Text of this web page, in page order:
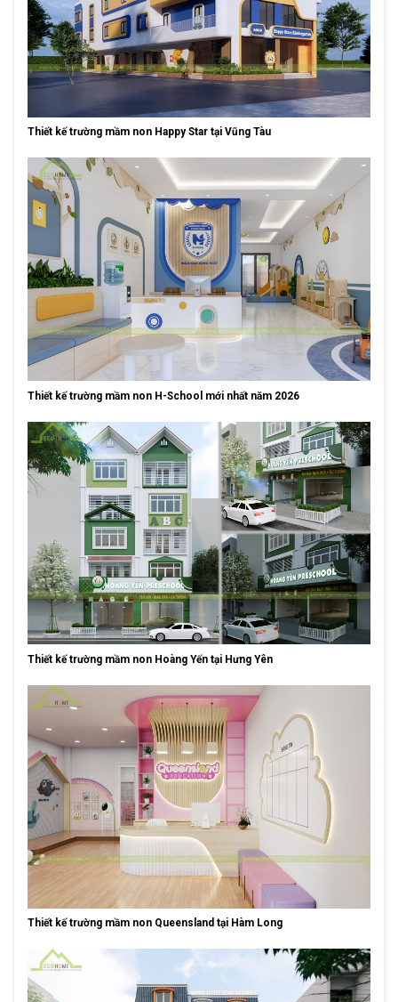
Thiết kế trường mầm non Happy Star tại Vũng Tàu
Thiết kế trường mầm non H-School mới nhất năm 2026
Thiết kế trường mầm non Hoàng Yến tại Hưng Yên
Thiết kế trường mầm non Queensland tại Hàm Long